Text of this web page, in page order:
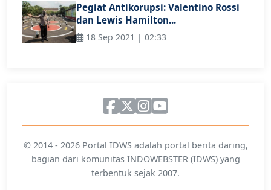
Pegiat Antikorupsi: Valentino Rossi
dan Lewis Hamilton...
18 Sep 2021 | 02:33
© 2014 - 2026 Portal IDWS adalah portal berita daring,
bagian dari komunitas INDOWEBSTER (IDWS) yang
terbentuk sejak 2007.